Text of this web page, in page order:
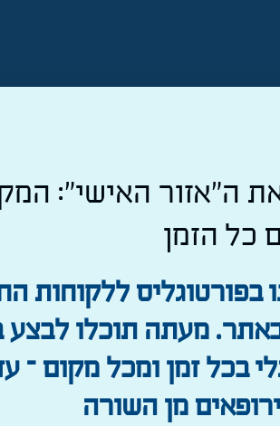
ה"אזור האישי":
כל הזמן
בפורטוגליס ללקוחות
מעתה תוכלו לבצע
בכל זמן ומכל מקום –
מן השורה